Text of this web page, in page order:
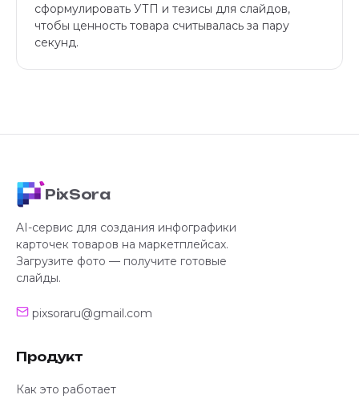
сформулировать УТП и тезисы для слайдов,
чтобы ценность товара считывалась за пару
секунд.
PixSora
AI-сервис для создания инфографики
карточек товаров на маркетплейсах.
Загрузите фото — получите готовые
слайды.
pixsoraru@gmail.com
Продукт
Как это работает